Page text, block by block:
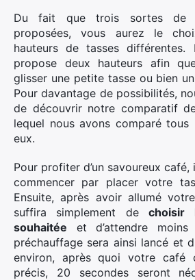
Du fait que trois sortes de
proposées, vous aurez le
hauteurs de tasses
propose deux hauteurs afin
glisser une petite tasse ou bien
Pour davantage de possibilités,
de découvrir notre comparatif
lequel nous avons comparé tous
eux.
Pour profiter d’un savoureux
commencer par placer votre
Ensuite, après avoir allumé
suffira simplement dechoisir
souhaitée et d’attendre moins
préchauffage sera ainsi lancé et
environ, après quoi votre café
précis, 20 secondes seront